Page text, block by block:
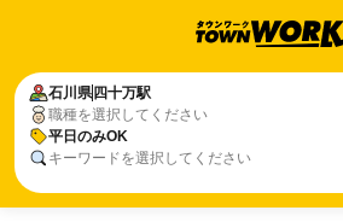
石川県 四十万駅
職種を選択してください
平日のみOK
キーワードを選択してください